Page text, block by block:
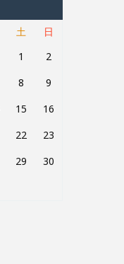
土
日
1
2
8
9
15
16
22
23
29
30